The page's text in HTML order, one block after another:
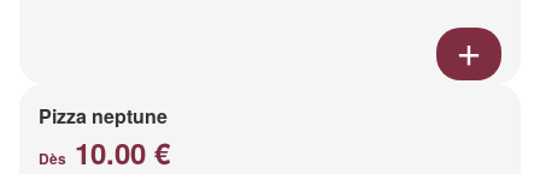
Pizza neptune
Dès 10.00 €